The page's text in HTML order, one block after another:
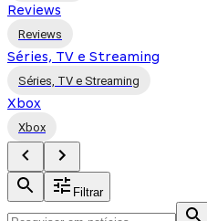
Reviews
Reviews
Séries, TV e Streaming
Séries, TV e Streaming
Xbox
Xbox
Filtrar